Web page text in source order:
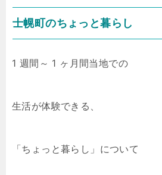
士幌町のちょっと暮らし
1 週間～ 1 ヶ月間当地での
生活が体験できる、
「ちょっと暮らし」について